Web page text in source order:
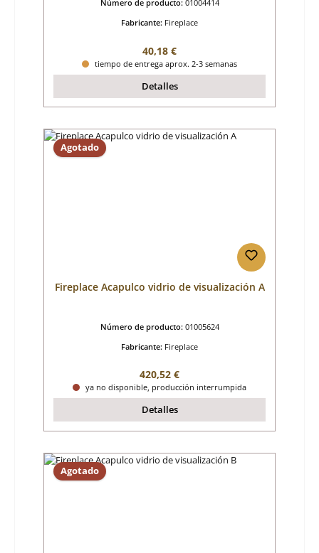
Número de producto: 01004414
Fabricante: Fireplace
Precio normal:
40,18 €
tiempo de entrega aprox. 2-3 semanas
Detalles
Agotado
Fireplace Acapulco vidrio de visualización A
Número de producto: 01005624
Fabricante: Fireplace
Precio normal:
420,52 €
ya no disponible, producción interrumpida
Detalles
Agotado